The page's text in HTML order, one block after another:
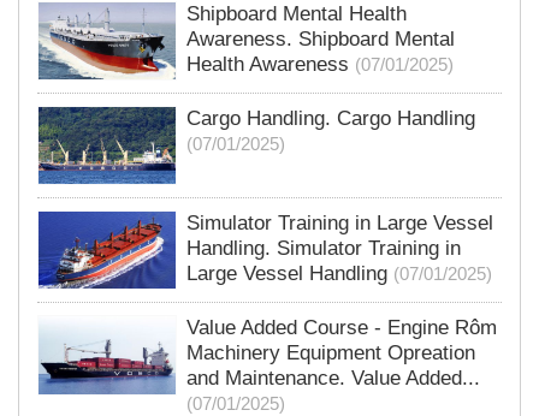
Shipboard Mental Health
Awareness. Shipboard Mental
Health Awareness (07/01/2025)
Cargo Handling. Cargo Handling
(07/01/2025)
Simulator Training in Large Vessel
Handling. Simulator Training in
Large Vessel Handling (07/01/2025)
Value Added Course - Engine Rôm
Machinery Equipment Opreation
and Maintenance. Value Added...
(07/01/2025)